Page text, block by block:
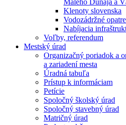
Malého Dunaja a
Klenoty slovenska
Vodozádržné
Nabíjacia
Voľby, referendum
Mestský úrad
Organizačný poriadok a
a zariadení mesta
Úradná tabuľa
Prístup k informáciam
Petície
Spoločný školský úrad
Spoločný stavebný úrad
Matričný úrad